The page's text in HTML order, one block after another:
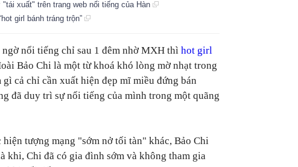
xuất" trên trang web nổi tiếng của Hàn
girl bánh tráng trộn”
nổi tiếng chỉ sau 1 đêm nhờ MXH thì hot girl
Bảo Chi là một từ khoá khó lòng mờ nhạt trong
cả chỉ cần xuất hiện đẹp mĩ miều đứng bán
đã duy trì sự nổi tiếng của mình trong một quãng
tượng mạng "sớm nở tối tàn" khác, Bảo Chi
khi, Chi đã có gia đình sớm và không tham gia